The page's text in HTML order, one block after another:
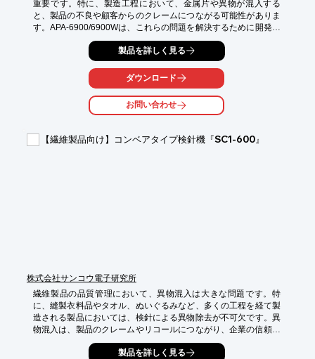
重要です。特に、製造工程において、金属片や異物が混入する
と、製品の不良や顧客からのクレームにつながる可能性がありま
す。APA-6900/6900Wは、これらの問題を解決するために開発さ
【活用シーン】
・帽子製造ラインでの検針
・製品の最終検査
・異物混入リスクの高い工程での設置
・顧客からの信頼性向上
製品を詳しく見る
ダウンロード
お問い合わせ
【繊維製品向け】コンベアタイプ検針機『SC1-600』
株式会社サンコウ電子研究所
繊維製品の品質管理において、異物混入は大きな問題です。特
に、縫製衣料品やタオル、ぬいぐるみなど、多くの工程を経て製
造される製品においては、検針による異物除去が不可欠です。異
物混入は、製品のクレームやリコールにつながり、企業の信頼を
損なう可能性があります。コンベアタイプ検針機『SC1-600』
は、鉄・非鉄金属を検出し、製品の品質を守ります。
製品を詳しく見る